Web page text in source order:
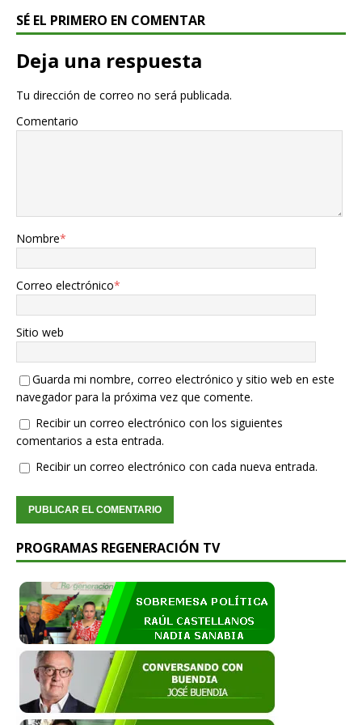
SÉ EL PRIMERO EN COMENTAR
Deja una respuesta
Tu dirección de correo no será publicada.
Comentario
Nombre*
Correo electrónico*
Sitio web
Guarda mi nombre, correo electrónico y sitio web en este
navegador para la próxima vez que comente.
Recibir un correo electrónico con los siguientes
comentarios a esta entrada.
Recibir un correo electrónico con cada nueva entrada.
PROGRAMAS REGENERACIÓN TV